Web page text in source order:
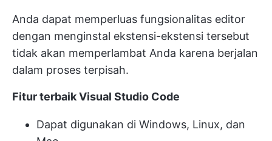
Anda dapat memperluas fungsionalitas editor
dengan menginstal ekstensi-ekstensi tersebut
tidak akan memperlambat Anda karena berjalan
dalam proses terpisah.
Fitur terbaik Visual Studio Code
Dapat digunakan di Windows, Linux, dan